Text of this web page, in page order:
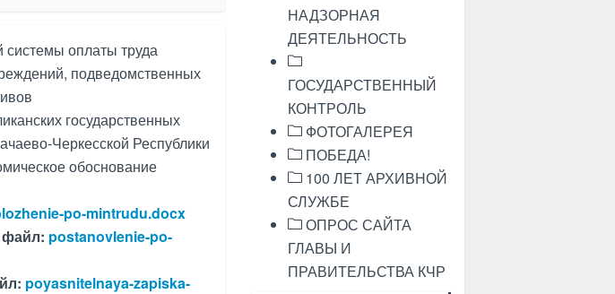
оплаты труда
подведомственных
государственных
Черкесской Республики
обоснование
po-mintrudu.docx
файл: postanovlenie-po-
poyasnitelnaya-zapiska-
НАДЗОРНАЯ
ДЕЯТЕЛЬНОСТЬ
ГОСУДАРСТВЕННЫЙ
КОНТРОЛЬ
ФОТОГАЛЕРЕЯ
ПОБЕДА!
100 ЛЕТ АРХИВНОЙ
СЛУЖБЕ
ОПРОС САЙТА
ГЛАВЫ И
ПРАВИТЕЛЬСТВА КЧР